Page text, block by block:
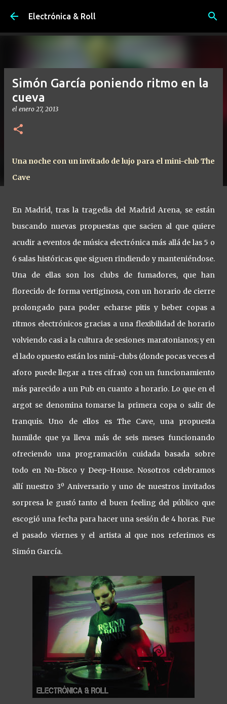
Ir al contenido principal
Electrónica & Roll
Simón García poniendo ritmo en la
cueva
el enero 27, 2013
Una noche con un invitado de lujo para el mini-club The
Cave
En Madrid, tras la tragedia del Madrid Arena, se están
buscando nuevas propuestas que sacien al que quiere
acudir a eventos de música electrónica más allá de las 5 o
6 salas históricas que siguen rindiendo y manteniéndose.
Una de ellas son los clubs de fumadores, que han
florecido de forma vertiginosa, con un horario de cierre
prolongado para poder echarse pitis y beber copas a
ritmos electrónicos gracias a una flexibilidad de horario
volviendo casi a la cultura de sesiones maratonianos; y en
el lado opuesto están los mini-clubs (donde pocas veces el
aforo puede llegar a tres cifras) con un funcionamiento
más parecido a un Pub en cuanto a horario. Lo que en el
argot se denomina tomarse la primera copa o salir de
tranquis. Uno de ellos es The Cave, una propuesta
humilde que ya lleva más de seis meses funcionando
ofreciendo una programación cuidada basada sobre
todo en Nu-Disco y Deep-House. Nosotros celebramos
allí nuestro 3º Aniversario y uno de nuestros invitados
sorpresa le gustó tanto el buen feeling del público que
escogió una fecha para hacer una sesión de 4 horas. Fue
el pasado viernes y el artista al que nos referimos es
Simón García.